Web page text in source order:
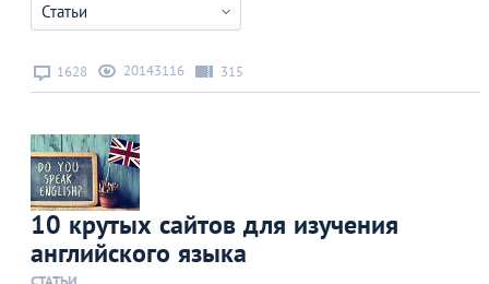
Статьи
1628 20143116 315
10 крутых сайтов для изучения
английского языка